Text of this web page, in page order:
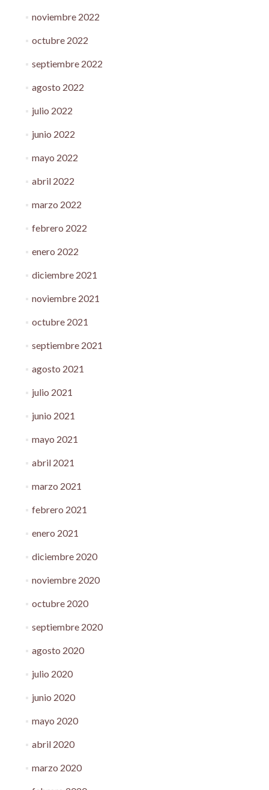
noviembre 2022
octubre 2022
septiembre 2022
agosto 2022
julio 2022
junio 2022
mayo 2022
abril 2022
marzo 2022
febrero 2022
enero 2022
diciembre 2021
noviembre 2021
octubre 2021
septiembre 2021
agosto 2021
julio 2021
junio 2021
mayo 2021
abril 2021
marzo 2021
febrero 2021
enero 2021
diciembre 2020
noviembre 2020
octubre 2020
septiembre 2020
agosto 2020
julio 2020
junio 2020
mayo 2020
abril 2020
marzo 2020